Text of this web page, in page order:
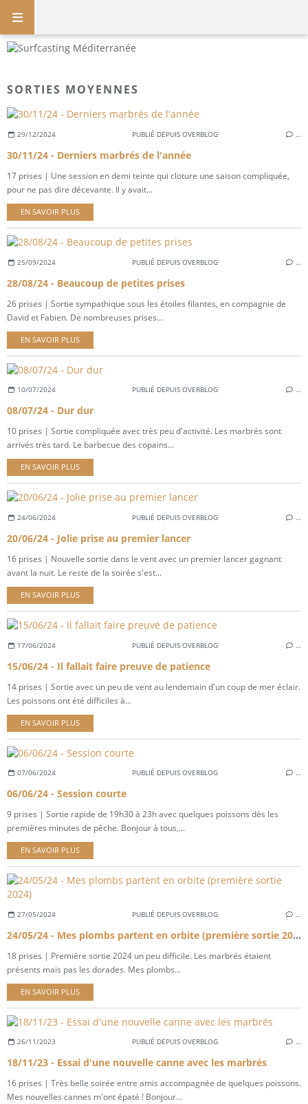
SORTIES MOYENNES
29/12/2024 PUBLIÉ DEPUIS OVERBLOG …
30/11/24 - Derniers marbrés de l'année
17 prises | Une session en demi teinte qui cloture une saison compliquée,
pour ne pas dire décevante. Il y avait...
EN SAVOIR PLUS
25/09/2024 PUBLIÉ DEPUIS OVERBLOG …
28/08/24 - Beaucoup de petites prises
26 prises | Sortie sympathique sous les étoiles filantes, en compagnie de
David et Fabien. De nombreuses prises...
EN SAVOIR PLUS
10/07/2024 PUBLIÉ DEPUIS OVERBLOG …
08/07/24 - Dur dur
10 prises | Sortie compliquée avec très peu d'activité. Les marbrés sont
arrivés très tard. Le barbecue des copains...
EN SAVOIR PLUS
24/06/2024 PUBLIÉ DEPUIS OVERBLOG …
20/06/24 - Jolie prise au premier lancer
16 prises | Nouvelle sortie dans le vent avec un premier lancer gagnant
avant la nuit. Le reste de la soirée s'est...
EN SAVOIR PLUS
17/06/2024 PUBLIÉ DEPUIS OVERBLOG …
15/06/24 - Il fallait faire preuve de patience
14 prises | Sortie avec un peu de vent au lendemain d'un coup de mer éclair.
Les poissons ont été difficiles à...
EN SAVOIR PLUS
07/06/2024 PUBLIÉ DEPUIS OVERBLOG …
06/06/24 - Session courte
9 prises | Sortie rapide de 19h30 à 23h avec quelques poissons dès les
premières minutes de pêche. Bonjour à tous,...
EN SAVOIR PLUS
27/05/2024 PUBLIÉ DEPUIS OVERBLOG …
24/05/24 - Mes plombs partent en orbite (première sortie 2024)
18 prises | Première sortie 2024 un peu difficile. Les marbrés étaient
présents mais pas les dorades. Mes plombs...
EN SAVOIR PLUS
26/11/2023 PUBLIÉ DEPUIS OVERBLOG …
18/11/23 - Essai d'une nouvelle canne avec les marbrés
16 prises | Très belle soirée entre amis accompagnée de quelques poissons.
Mes nouvelles cannes m'ont épaté ! Bonjour...